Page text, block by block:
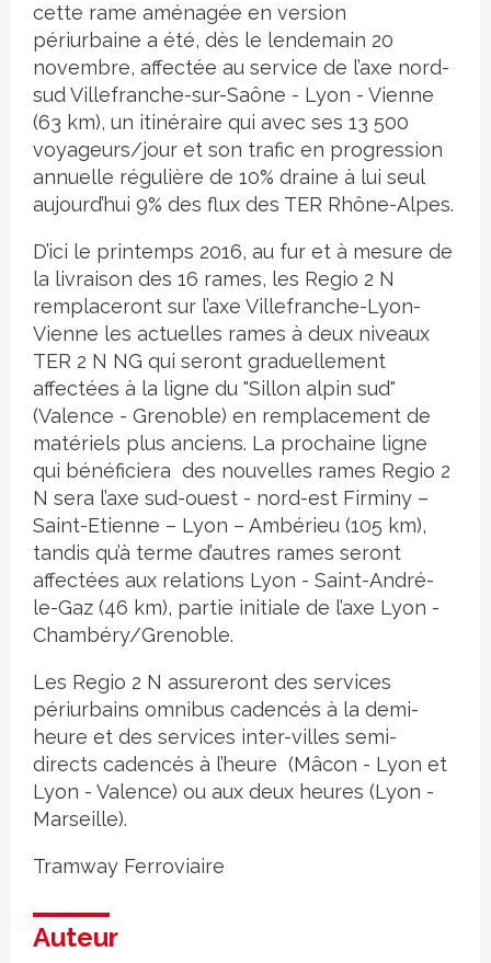
cette rame aménagée en version
périurbaine a été, dès le lendemain 20
novembre, affectée au service de l’axe nord-
sud Villefranche-sur-Saône - Lyon - Vienne
(63 km), un itinéraire qui avec ses 13 500
voyageurs/jour et son trafic en progression
annuelle régulière de 10% draine à lui seul
aujourd’hui 9% des flux des TER Rhône-Alpes.
D’ici le printemps 2016, au fur et à mesure de
la livraison des 16 rames, les Regio 2 N
remplaceront sur l’axe Villefranche-Lyon-
Vienne les actuelles rames à deux niveaux
TER 2 N NG qui seront graduellement
affectées à la ligne du "Sillon alpin sud"
(Valence - Grenoble) en remplacement de
matériels plus anciens. La prochaine ligne
qui bénéficiera des nouvelles rames Regio 2
N sera l’axe sud-ouest - nord-est Firminy –
Saint-Etienne – Lyon – Ambérieu (105 km),
tandis qu’à terme d’autres rames seront
affectées aux relations Lyon - Saint-André-
le-Gaz (46 km), partie initiale de l’axe Lyon -
Chambéry/Grenoble.
Les Regio 2 N assureront des services
périurbains omnibus cadencés à la demi-
heure et des services inter-villes semi-
directs cadencés à l’heure (Mâcon - Lyon et
Lyon - Valence) ou aux deux heures (Lyon -
Marseille).
Tramway Ferroviaire
Auteur